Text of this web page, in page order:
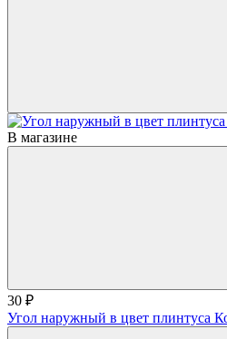
В магазине
30 ₽
Угол наружный в цвет плинтуса